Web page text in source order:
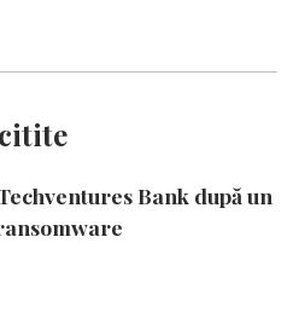
Bank după un